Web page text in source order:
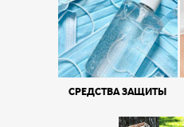
СРЕДСТВА ЗАЩИТЫ